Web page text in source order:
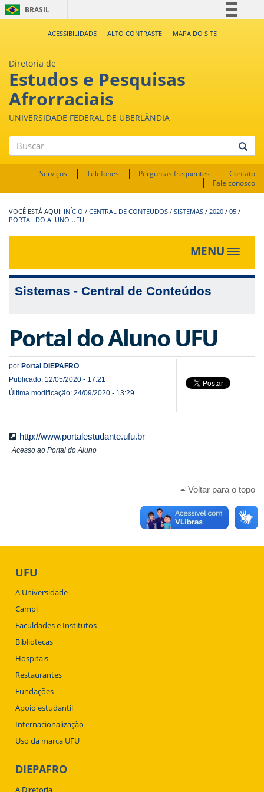
BRASIL
Acesso à informação
ACESSIBILIDADE ALTO CONTRASTE MAPA DO SITE
Diretoria de
Estudos e Pesquisas
Afrorraciais
UNIVERSIDADE FEDERAL DE UBERLÂNDIA
Buscar
Serviços Telefones Perguntas frequentes
Contato
Fale conosco
INÍCIO / CENTRAL DE CONTEUDOS / SISTEMAS / 2020 / 05 /
PORTAL DO ALUNO UFU
MENU
Toggle
Sistemas - Central de Conteúdos
Portal do Aluno UFU
por Portal DIEPAFRO
Publicado: 12/05/2020 - 17:21
Última modificação: 24/09/2020 - 13:29
http://www.portalestudante.ufu.br
Acesso ao Portal do Aluno
Voltar para o topo
UFU
A Universidade
Campi
Faculdades e Institutos
Bibliotecas
Hospitais
Restaurantes
Fundações
Apoio estudantil
Internacionalização
Uso da marca UFU
DIEPAFRO
A Diretoria